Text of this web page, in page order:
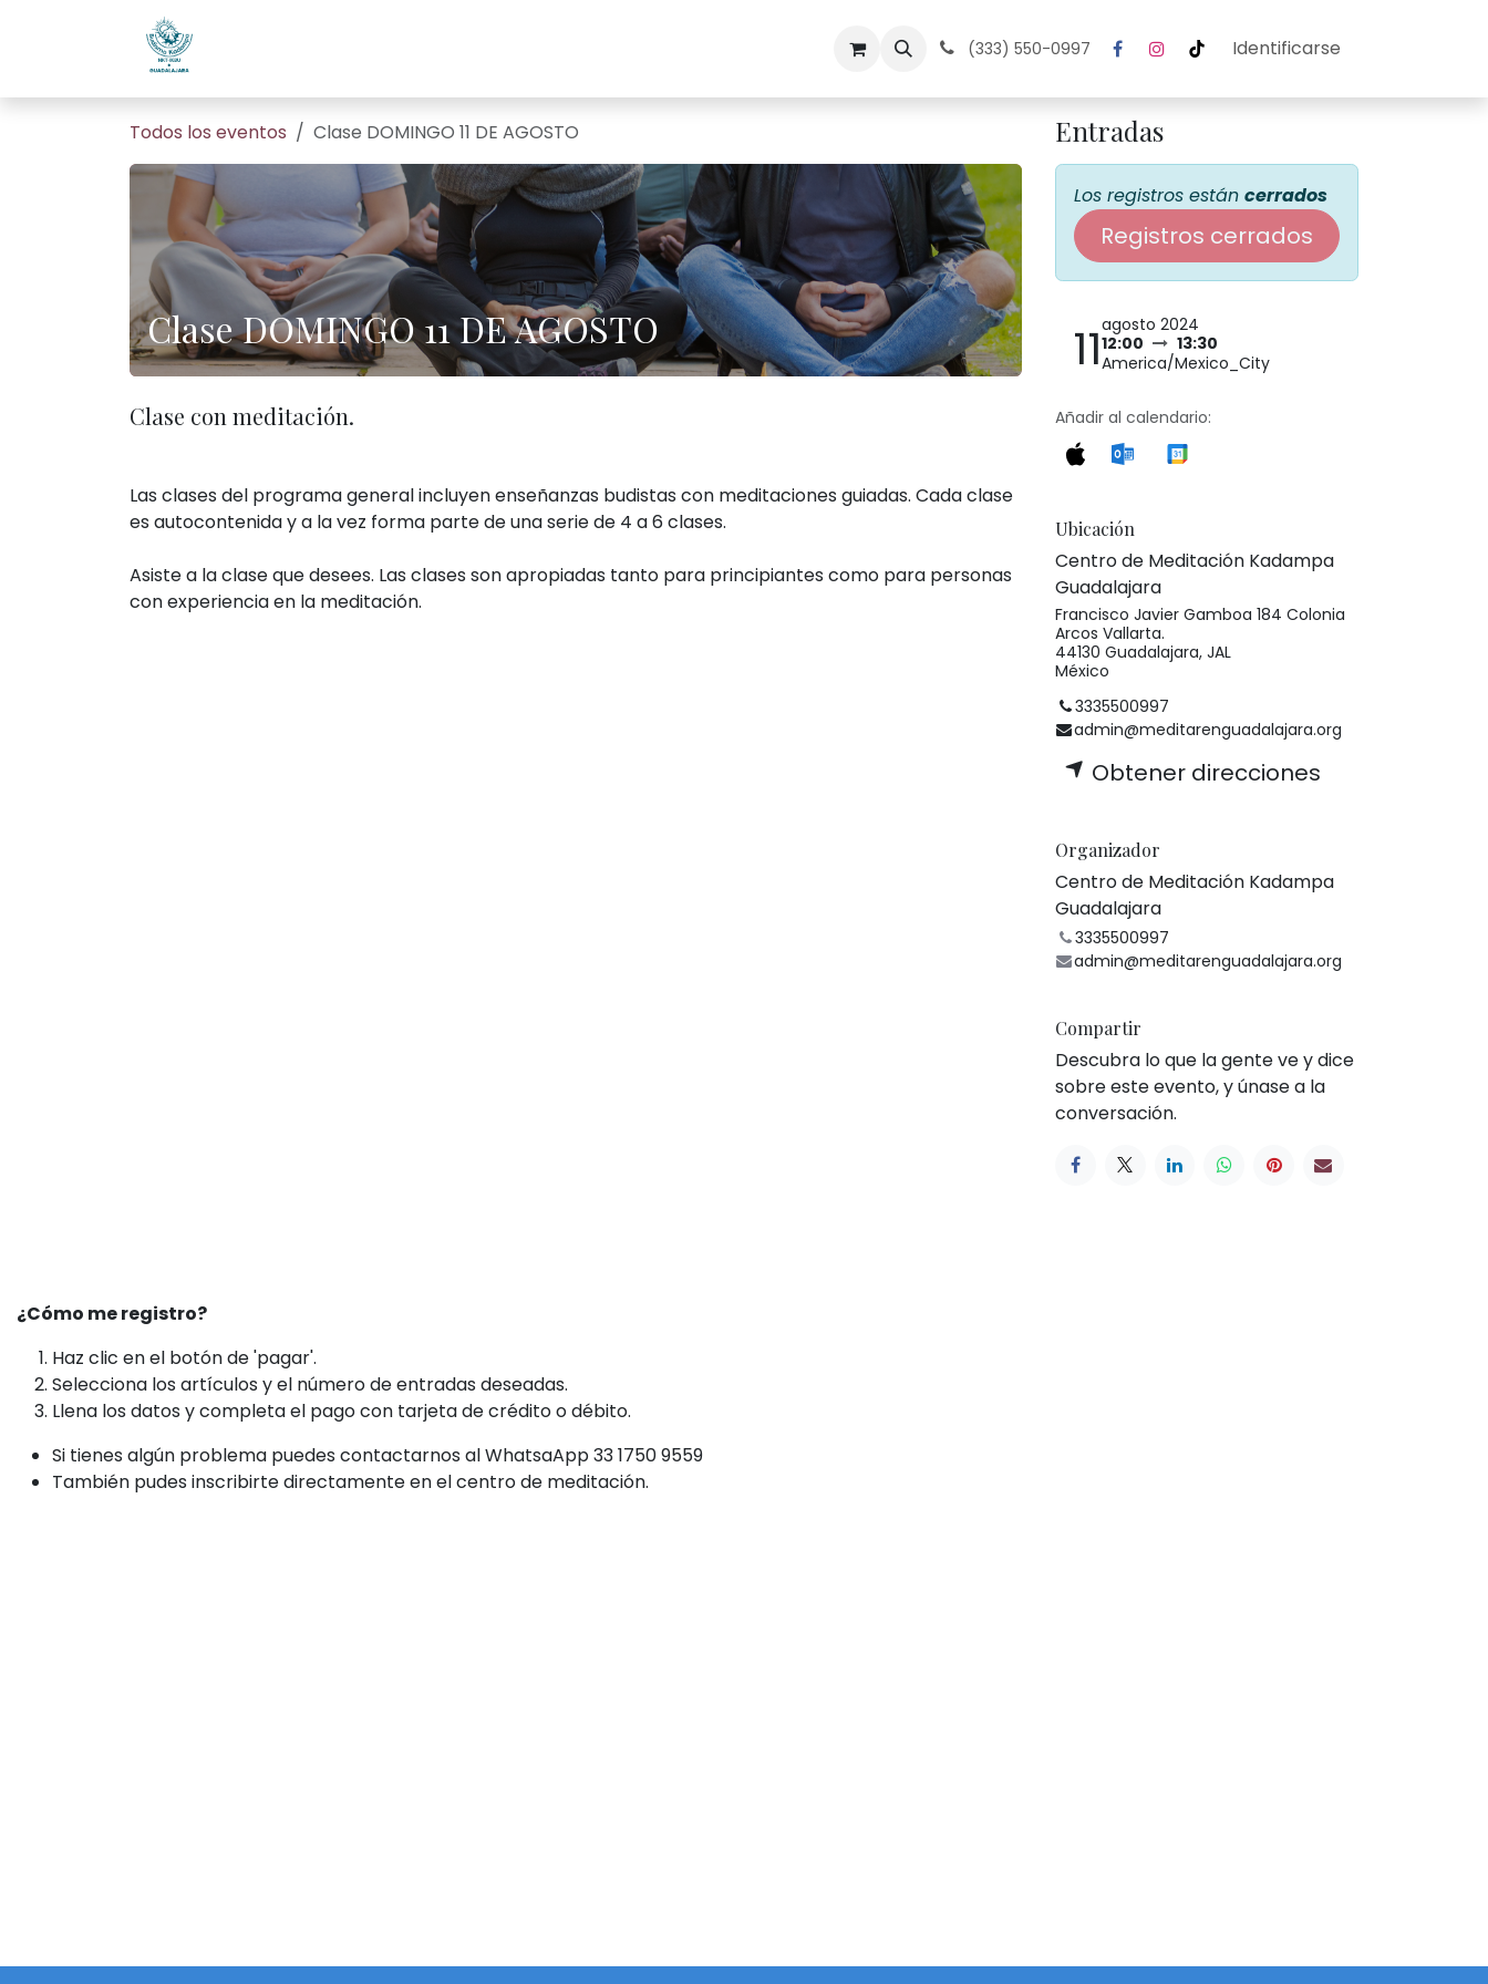
Ir al contenido
Calendario (333) 550-0997 Identificarse
Todos los eventos Clase DOMINGO 11 DE AGOSTO
Clase DOMINGO 11 DE AGOSTO
Clase con meditación.
Las clases del programa general incluyen enseñanzas budistas con meditaciones guiadas. Cada clase
es autocontenida y a la vez forma parte de una serie de 4 a 6 clases.
Asiste a la clase que desees. Las clases son apropiadas tanto para principiantes como para personas
con experiencia en la meditación.
Entradas
Los registros están cerrados
Registros cerrados
11agosto 2024
12:00
13:30
America/Mexico_City
Añadir al calendario:
Ubicación
Centro de Meditación Kadampa
Guadalajara
Francisco Javier Gamboa 184 Colonia
Arcos Vallarta.
44130 Guadalajara, JAL
México
3335500997
admin@meditarenguadalajara.org
Obtener direcciones
Organizador
Centro de Meditación Kadampa
Guadalajara
3335500997
admin@meditarenguadalajara.org
Compartir
Descubra lo que la gente ve y dice
sobre este evento, y únase a la
conversación.
¿Cómo me registro?
Haz clic en el botón de 'pagar'.
Selecciona los artículos y el número de entradas deseadas.
Llena los datos y completa el pago con tarjeta de crédito o débito.
Si tienes algún problema puedes contactarnos al WhatsaApp 33 1750 9559
También pudes inscribirte directamente en el centro de meditación.